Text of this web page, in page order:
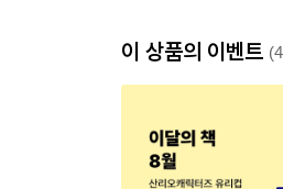
이 상품의 이벤트